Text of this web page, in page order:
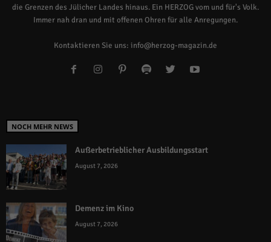
die Grenzen des Jülicher Landes hinaus. Ein HERZOG vom und für's Volk.
Immer nah dran und mit offenen Ohren für alle Anregungen.
Kontaktieren Sie uns: info@herzog-magazin.de
NOCH MEHR NEWS
Außerbetrieblicher Ausbildungsstart
August 7, 2026
Demenz im Kino
August 7, 2026